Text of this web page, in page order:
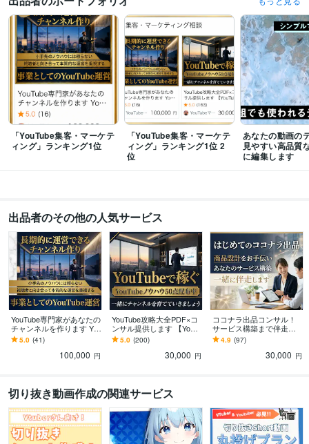
担当】幼馴染のYouTube登録者100万人
資格・検定
日商簿記検定3級 取得年 : 2024年
プログラミング言語・フレームワーク
CSS:10年HTML:10年
ビジネス・クリエイティブツール
Adobe Photoshop:7年GIMP:7年Adobe Premiere Pro:7年AviUtl:7年
Final Cut Pro:7年Filmora:7年 iMovie:7年ゆっくりMovieMaker:5年
Adobe Illustrator:6年Canva:5年 WordPress:11年ペライチ:2年Vrew:5年
動画編集・映像制作 動画編集者があなたの動画を編集代行します
動画編集 YouTube ビジネス 動画 テロップ 編集 画像
動画制作
切り抜き動画
スモールビジネス
「YouTube集客・マーケテ
ィング」ランキング1位
「YouTube集客・マーケテ
ィング」ランキング1位 2
位
あなたの動画の
見やすい高品質
に編集します
出品者のその他の人気サービス
YouTube専門家があなたの
チャンネルを作ります Yo
uTubeの専門家があなたの
チャンネルを構築【副業
5.0 (41)
100,000 円
YouTube攻略大全PDF×コ
ンサル提供します 【YouT
ube攻略PDF】とコンサル
であなたのCHを伸ばす
5.0 (200)
30,000 円
ココナラ出品コンサル！
サービス構築まで伴走し
ます ココナラ出品の不安
をまるっと解消！プロ出
品者がサポートします
4.9 (97)
30,000 円
切り抜き動画作成の関連サービス